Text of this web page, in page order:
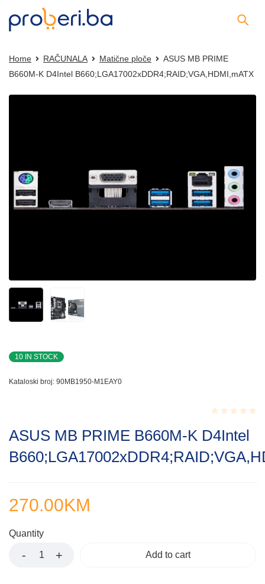
Home RAČUNALA Matične ploče
ASUS MB PRIME
B660M-K D4Intel B660;LGA17002xDDR4;RAID;VGA,HDMI,mATX
10 IN STOCK
Kataloski broj: 90MB1950-M1EAY0
0.001
of
5
ASUS MB PRIME B660M-K D4Intel
270.00KM
Quantity
Add to cart